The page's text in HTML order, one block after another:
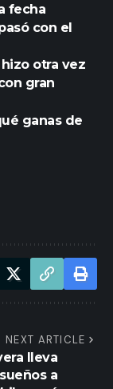
fecha
con el
otra vez
gran
ganas de
NEXT ARTICLE
lleva
a